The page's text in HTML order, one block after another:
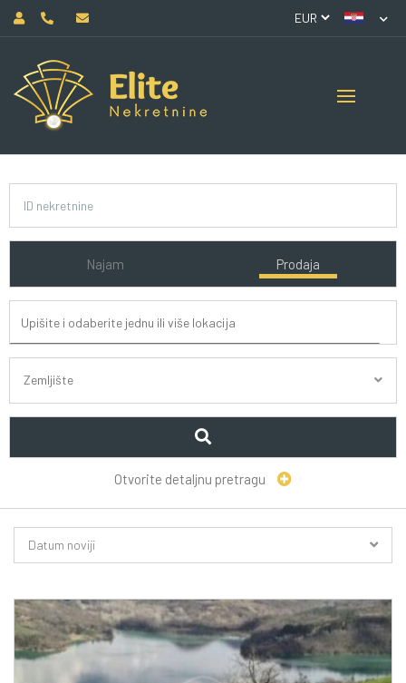
Najam Prodaja
Zemljište
Otvorite detaljnu pretragu
Datum noviji